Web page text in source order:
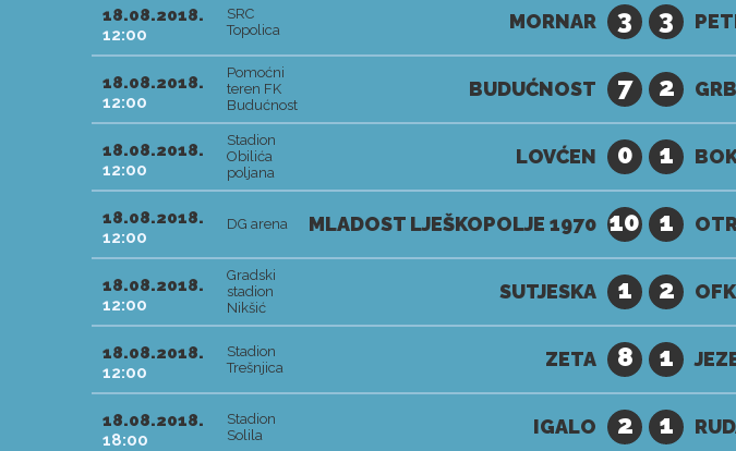
18.08.2018.
12:00
SRC
Topolica
MORNAR 3 3
18.08.2018.
12:00
Pomoćni
teren FK
Budućnost
BUDUĆNOST 7 2
18.08.2018.
12:00
Stadion
Obilića
poljana
LOVĆEN 0 1
18.08.2018.
12:00
DG arena MLADOST LJEŠKOPOLJE 1970 10 1
18.08.2018.
12:00
Gradski
stadion
Nikšić
SUTJESKA 1 2
18.08.2018.
12:00
Stadion
Trešnjica
ZETA 8 1
18.08.2018.
18:00
Stadion
Solila
IGALO 2 1